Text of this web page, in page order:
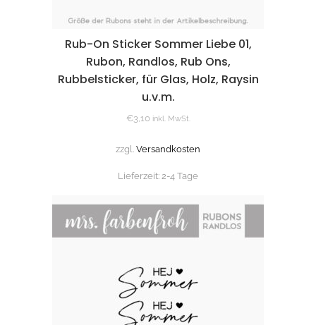
Rub-On Sticker Sommer Liebe 01,
Rubon, Randlos, Rub Ons,
Rubbelsticker, für Glas, Holz, Raysin
u.v.m.
€3,10 inkl. MwSt.
zzgl. Versandkosten
Lieferzeit: 2-4 Tage